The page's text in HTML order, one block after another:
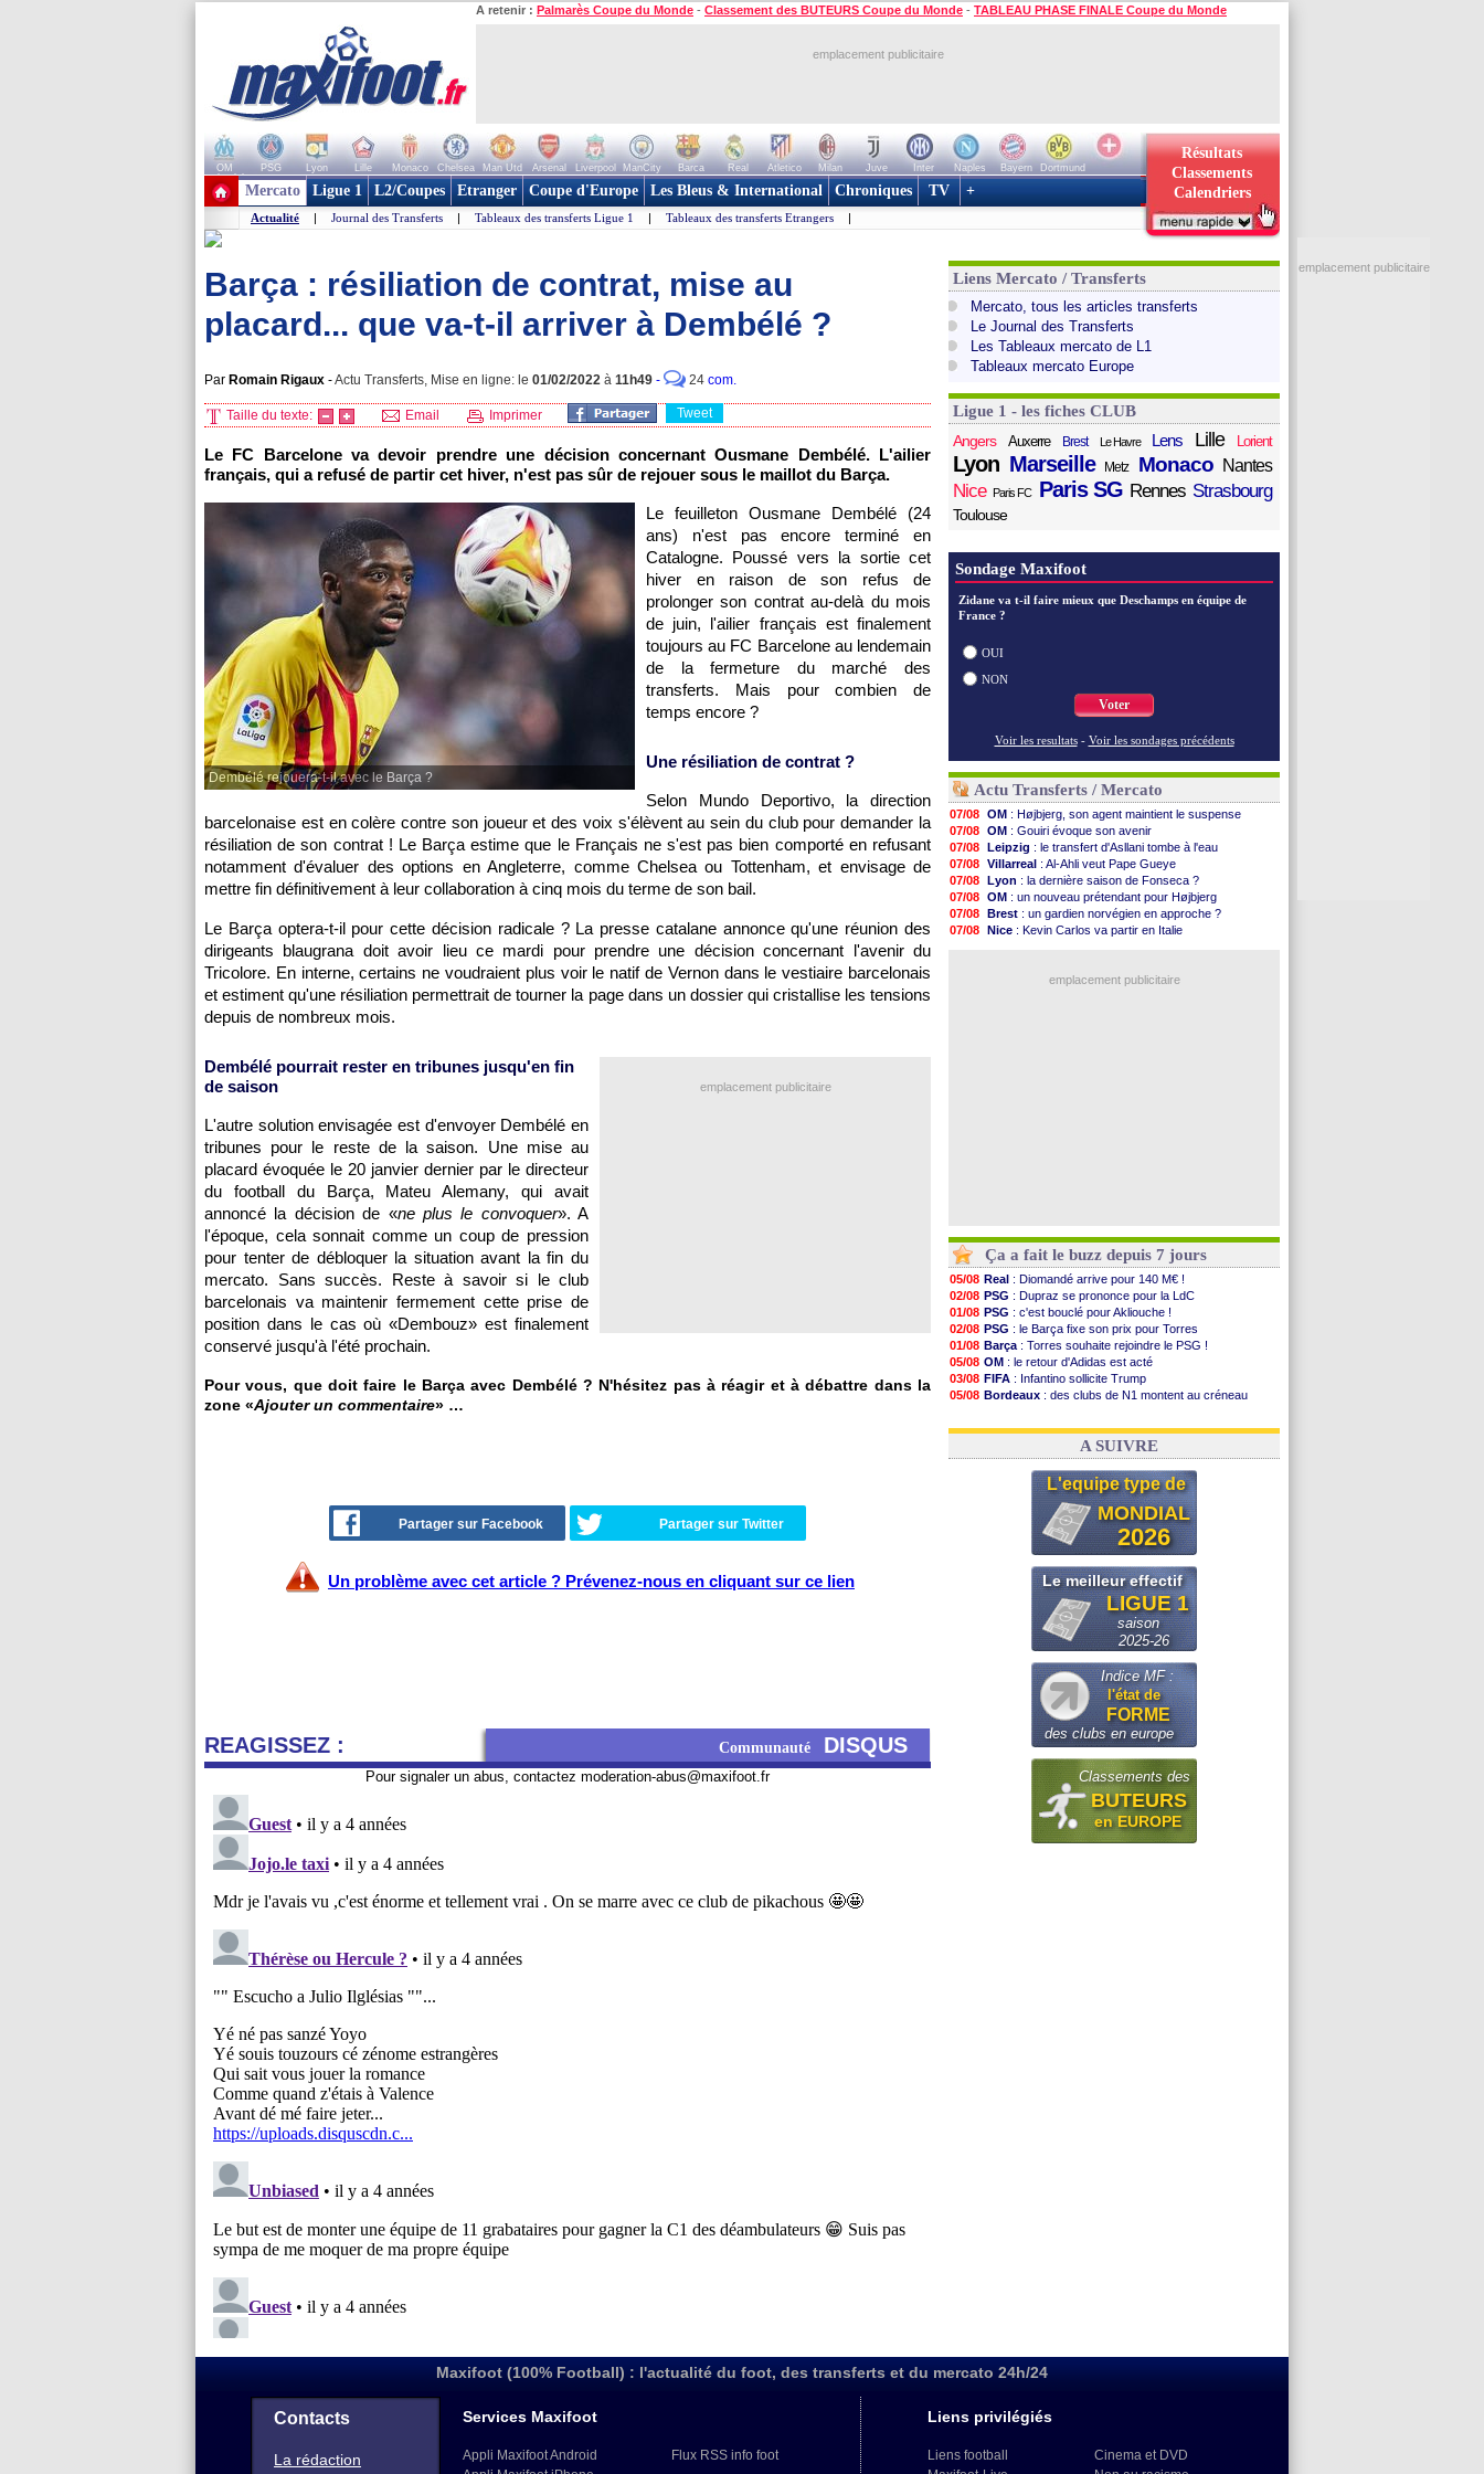
A retenir : Palmarès Coupe du Monde - Classement des BUTEURS Coupe du Monde - TABLEAU PHASE FINALE Coupe du Monde
emplacement publicitaire
OM PSG Lyon Lille Monaco Chelsea Man Utd Arsenal Liverpool ManCity Barca Real Atletico Milan Juve Inter Naples Bayern
Dortmund
+ de clubs
Résultats
Classements
Calendriers
Mercato Ligue 1 L2/Coupes Etranger Coupe d'Europe Les Bleus & International Chroniques TV +
Actualité | Journal des Transferts | Tableaux des transferts Ligue 1 | Tableaux des transferts Etrangers |
Barça : résiliation de contrat, mise au
placard... que va-t-il arriver à Dembélé ?
Par Romain Rigaux -Actu Transferts, Mise en ligne: le 01/02/2022 à 11h49 - 24 com.
Taille du texte: Email Imprimer Tweet
Le FC Barcelone va devoir prendre une décision concernant Ousmane Dembélé. L'ailier
français, qui a refusé de partir cet hiver, n'est pas sûr de rejouer sous le maillot du Barça.
Dembélé rejouera-t-il avec le Barça ?
Le feuilleton Ousmane Dembélé (24
ans) n'est pas encore terminé en
Catalogne. Poussé vers la sortie cet
hiver en raison de son refus de
prolonger son contrat au-delà du mois
de juin, l'ailier français est finalement
toujours au FC Barcelone au lendemain
de la fermeture du marché des
transferts. Mais pour combien de
temps encore ?
Une résiliation de contrat ?
Selon Mundo Deportivo, la direction
barcelonaise est en colère contre son joueur et des voix s'élèvent au sein du club pour demander la
résiliation de son contrat ! Le Barça estime que le Français ne s'est pas bien comporté en refusant
notamment d'évaluer des options en Angleterre, comme Chelsea ou Tottenham, et envisage de
mettre fin définitivement à leur collaboration à cinq mois du terme de son bail.
Le Barça optera-t-il pour cette décision radicale ? La presse catalane annonce qu'une réunion des
dirigeants blaugrana doit avoir lieu ce mardi pour prendre une décision concernant l'avenir du
Tricolore. En interne, certains ne voudraient plus voir le natif de Vernon dans le vestiaire barcelonais
et estiment qu'une résiliation permettrait de tourner la page dans un dossier qui cristallise les tensions
depuis de nombreux mois.
emplacement publicitaire
Dembélé pourrait rester en tribunes jusqu'en fin
de saison
L'autre solution envisagée est d'envoyer Dembélé en
tribunes pour le reste de la saison. Une mise au
placard évoquée le 20 janvier dernier par le directeur
du football du Barça, Mateu Alemany, qui avait
annoncé la décision de «ne plus le convoquer». A
l'époque, cela sonnait comme un coup de pression
pour tenter de débloquer la situation avant la fin du
mercato. Sans succès. Reste à savoir si le club
barcelonais va maintenir fermement cette prise de
position dans le cas où «Dembouz» est finalement
conservé jusqu'à l'été prochain.
Pour vous, que doit faire le Barça avec Dembélé ? N'hésitez pas à réagir et à débattre dans la
zone «Ajouter un commentaire» …
Partager sur Facebook Partager sur Twitter
Un problème avec cet article ? Prévenez-nous en cliquant sur ce lien
REAGISSEZ : Communauté DISQUS
Pour signaler un abus, contactez moderation-abus@maxifoot.fr
Liens Mercato / Transferts
Mercato, tous les articles transferts
Le Journal des Transferts
Les Tableaux mercato de L1
Tableaux mercato Europe
Ligue 1 - les fiches CLUB
Angers
Auxerre Brest Le Havre Lens Lille Lorient
Lyon Marseille Metz Monaco Nantes
Nice Paris FC Paris SG Rennes Strasbourg
Toulouse
Sondage Maxifoot
Zidane va t-il faire mieux que Deschamps en équipe de
France ?
OUI
NON
Voter
Voir les resultats - Voir les sondages précédents
Actu Transferts / Mercato
07/08 OM : Højbjerg, son agent maintient le suspense
07/08 OM : Gouiri évoque son avenir
07/08 Leipzig : le transfert d'Asllani tombe à l'eau
07/08 Villarreal : Al-Ahli veut Pape Gueye
07/08 Lyon : la dernière saison de Fonseca ?
07/08 OM : un nouveau prétendant pour Højbjerg
07/08 Brest : un gardien norvégien en approche ?
07/08 Nice : Kevin Carlos va partir en Italie
: Mangala prêté à Getafe (officiel)
emplacement publicitaire
Ça a fait le buzz depuis 7 jours
05/08 Real : Diomandé arrive pour 140 M€ !
02/08 PSG : Dupraz se prononce pour la LdC
01/08 PSG : c'est bouclé pour Akliouche !
02/08 PSG : le Barça fixe son prix pour Torres
01/08 Barça : Torres souhaite rejoindre le PSG !
05/08 OM : le retour d'Adidas est acté
03/08 FIFA : Infantino sollicite Trump
05/08 Bordeaux : des clubs de N1 montent au créneau
03/08 Real: le démenti de Leipzig pour Diomandé
A SUIVRE
L'equipe type de
MONDIAL
2026
Le meilleur effectif
LIGUE 1
saison
2025-26
Indice MF :
l'état de
FORME
des clubs en europe
Classements des
BUTEURS
en EUROPE
emplacement publicitaire
Maxifoot (100% Football) : l'actualité du foot, des transferts et du mercato 24h/24
Contacts
La rédaction
Services Maxifoot
Appli Maxifoot Android
Flux RSS info foot
Liens privilégiés
Liens football
Cinema et DVD